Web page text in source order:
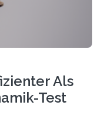
Als
Test